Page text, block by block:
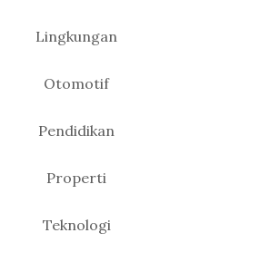
Lingkungan
Otomotif
Pendidikan
Properti
Teknologi